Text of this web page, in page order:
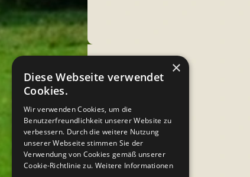
×
Diese Webseite verwendet
Cookies.
Wir verwenden Cookies, um die
Benutzerfreundlichkeit unserer Website zu
verbessern. Durch die weitere Nutzung
unserer Webseite stimmen Sie der
Verwendung von Cookies gemäß unserer
Cookie-Richtlinie zu. Weitere Informationen